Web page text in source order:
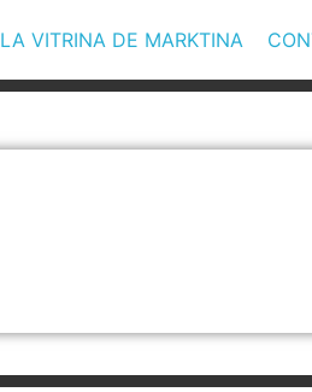
LA VITRINA DE MARKTINA